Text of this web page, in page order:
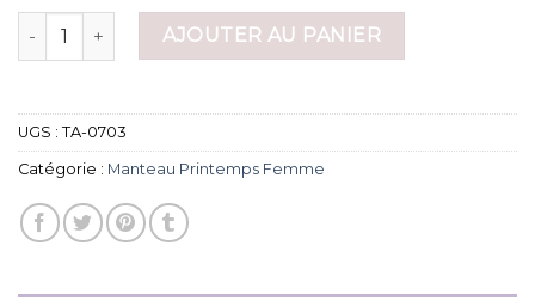
quantité de manteau printemps femme
AJOUTER AU PANIER
UGS : TA-0703
Catégorie : Manteau Printemps Femme